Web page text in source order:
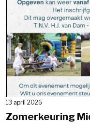
13 april 2026
Zomerkeuring